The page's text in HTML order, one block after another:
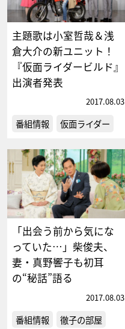
主題歌は小室哲哉＆浅
倉大介の新ユニット！
『仮面ライダービルド』
出演者発表
2017.08.03
番組情報 仮面ライダー
「出会う前から気にな
っていた…」柴俊夫、
妻・真野響子も初耳
の“秘話”語る
2017.08.03
番組情報 徹子の部屋